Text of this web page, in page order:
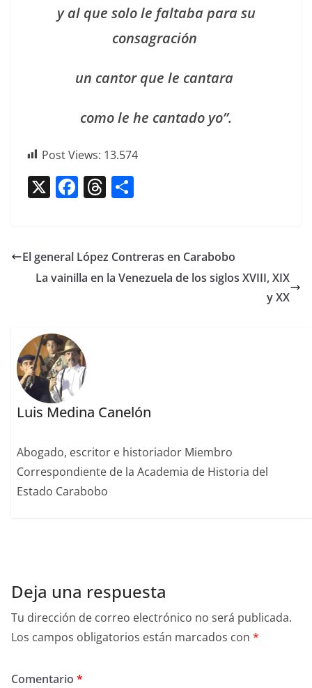
y al que solo le falta­ba para su
consagración
un can­tor que le cantara
como le he can­ta­do yo”.
Post Views: 13.574
X F
e
b
k
T
a
d
p
ar
El general López Contreras en Carabobo
La vainilla en la Venezuela de los siglos XVIII, XIX
y XX
Luis Medina Canelón
Abogado, escritor e historiador Miembro
Correspondiente de la Academia de Historia del
Estado Carabobo
Deja una respuesta
Tu dirección de correo electrónico no será publicada.
Los campos obligatorios están marcados con *
Comentario *